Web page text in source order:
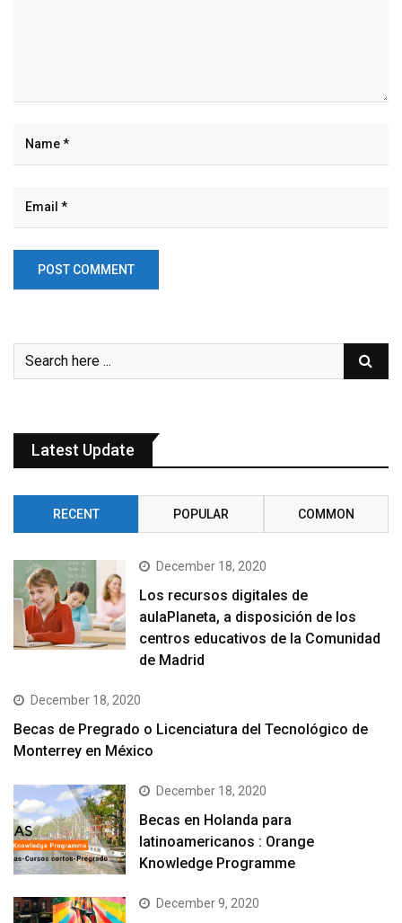
Latest Update
RECENT POPULAR COMMON
December 18, 2020
Los recursos digitales de
aulaPlaneta, a disposición de los
centros educativos de la Comunidad
de Madrid
December 18, 2020
Becas de Pregrado o Licenciatura del Tecnológico de
Monterrey en México
December 18, 2020
Becas en Holanda para
latinoamericanos : Orange
Knowledge Programme
December 9, 2020